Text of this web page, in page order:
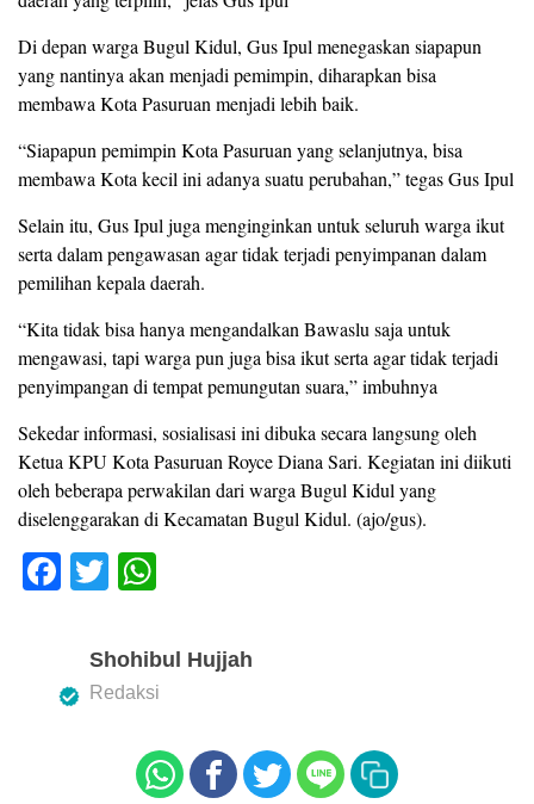
Di depan warga Bugul Kidul, Gus Ipul menegaskan siapapun
yang nantinya akan menjadi pemimpin, diharapkan bisa
membawa Kota Pasuruan menjadi lebih baik.
“Siapapun pemimpin Kota Pasuruan yang selanjutnya, bisa
membawa Kota kecil ini adanya suatu perubahan,” tegas Gus Ipul
Selain itu, Gus Ipul juga menginginkan untuk seluruh warga ikut
serta dalam pengawasan agar tidak terjadi penyimpanan dalam
pemilihan kepala daerah.
“Kita tidak bisa hanya mengandalkan Bawaslu saja untuk
mengawasi, tapi warga pun juga bisa ikut serta agar tidak terjadi
penyimpangan di tempat pemungutan suara,” imbuhnya
Sekedar informasi, sosialisasi ini dibuka secara langsung oleh
Ketua KPU Kota Pasuruan Royce Diana Sari. Kegiatan ini diikuti
oleh beberapa perwakilan dari warga Bugul Kidul yang
diselenggarakan di Kecamatan Bugul Kidul. (ajo/gus).
F
e
T
tt
er
at
s
p
Shohibul Hujjah
Redaksi